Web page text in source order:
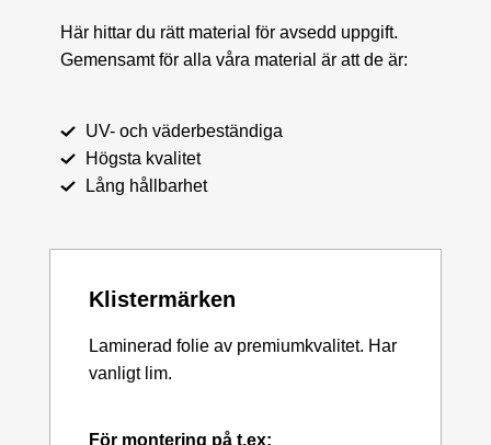
Här hittar du rätt material för avsedd uppgift.
Gemensamt för alla våra material är att de är:
UV- och väderbeständiga
Högsta kvalitet
Lång hållbarhet
Klistermärken
Laminerad folie av premiumkvalitet. Har
vanligt lim.
För montering på t.ex: